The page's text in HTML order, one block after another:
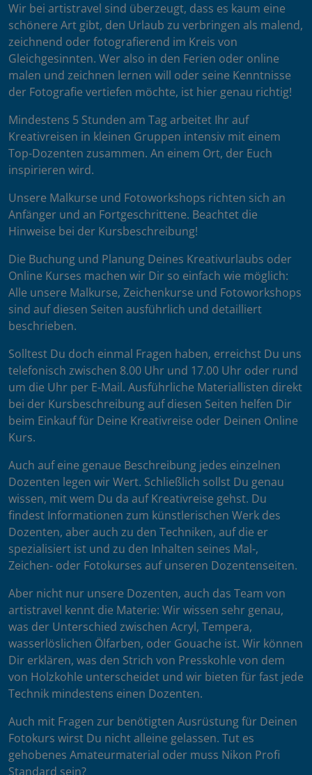
Wir bei artistravel sind überzeugt, dass es kaum eine
schönere Art gibt, den Urlaub zu verbringen als malend,
zeichnend oder fotografierend im Kreis von
Gleichgesinnten. Wer also in den Ferien oder online
malen und zeichnen lernen will oder seine Kenntnisse
der Fotografie vertiefen möchte, ist hier genau richtig!
Mindestens 5 Stunden am Tag arbeitet Ihr auf
Kreativreisen in kleinen Gruppen intensiv mit einem
Top-Dozenten zusammen. An einem Ort, der Euch
inspirieren wird.
Unsere Malkurse und Fotoworkshops richten sich an
Anfänger und an Fortgeschrittene. Beachtet die
Hinweise bei der Kursbeschreibung!
Die Buchung und Planung Deines Kreativurlaubs oder
Online Kurses machen wir Dir so einfach wie möglich:
Alle unsere Malkurse, Zeichenkurse und Fotoworkshops
sind auf diesen Seiten ausführlich und detailliert
beschrieben.
Solltest Du doch einmal Fragen haben, erreichst Du uns
telefonisch zwischen 8.00 Uhr und 17.00 Uhr oder rund
um die Uhr per E-Mail. Ausführliche Materiallisten direkt
bei der Kursbeschreibung auf diesen Seiten helfen Dir
beim Einkauf für Deine Kreativreise oder Deinen Online
Kurs.
Auch auf eine genaue Beschreibung jedes einzelnen
Dozenten legen wir Wert. Schließlich sollst Du genau
wissen, mit wem Du da auf Kreativreise gehst. Du
findest Informationen zum künstlerischen Werk des
Dozenten, aber auch zu den Techniken, auf die er
spezialisiert ist und zu den Inhalten seines Mal-,
Zeichen- oder Fotokurses auf unseren Dozentenseiten.
Aber nicht nur unsere Dozenten, auch das Team von
artistravel kennt die Materie: Wir wissen sehr genau,
was der Unterschied zwischen Acryl, Tempera,
wasserlöslichen Ölfarben, oder Gouache ist. Wir können
Dir erklären, was den Strich von Presskohle von dem
von Holzkohle unterscheidet und wir bieten für fast jede
Technik mindestens einen Dozenten.
Auch mit Fragen zur benötigten Ausrüstung für Deinen
Fotokurs wirst Du nicht alleine gelassen. Tut es
gehobenes Amateurmaterial oder muss Nikon Profi
Standard sein?